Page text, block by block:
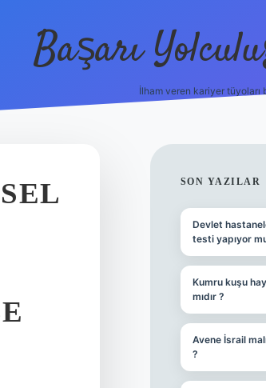
Başarı
İlham veren kariyer tüyoları
SON YAZILAR
Devlet
testi yapıyor
Kumru kuşu
mıdır ?
Avene İsrail
?